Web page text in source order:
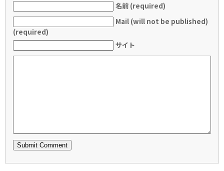
名前 (required)
Mail (will not be published)
(required)
サイト